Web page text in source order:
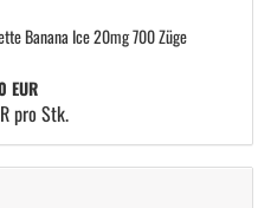
Banana Ice 20mg 700 Züge
EUR
pro Stk.